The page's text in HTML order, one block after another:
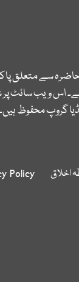
حاضرہ سے متعلق
اس ویب سائٹ پر
گروپ محفوظ
اخلاق Policy